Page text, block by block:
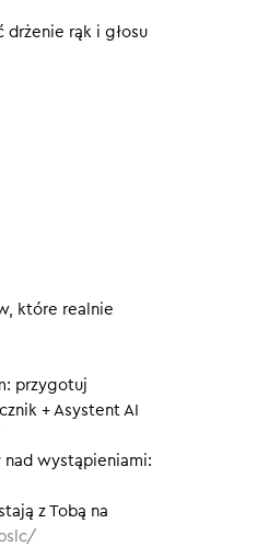
i świadomie. Jak
I dlaczego
drżenie rąk i głosu
które realnie
przygotuj
+ Asystent AI
wystąpieniami:
z Tobą na